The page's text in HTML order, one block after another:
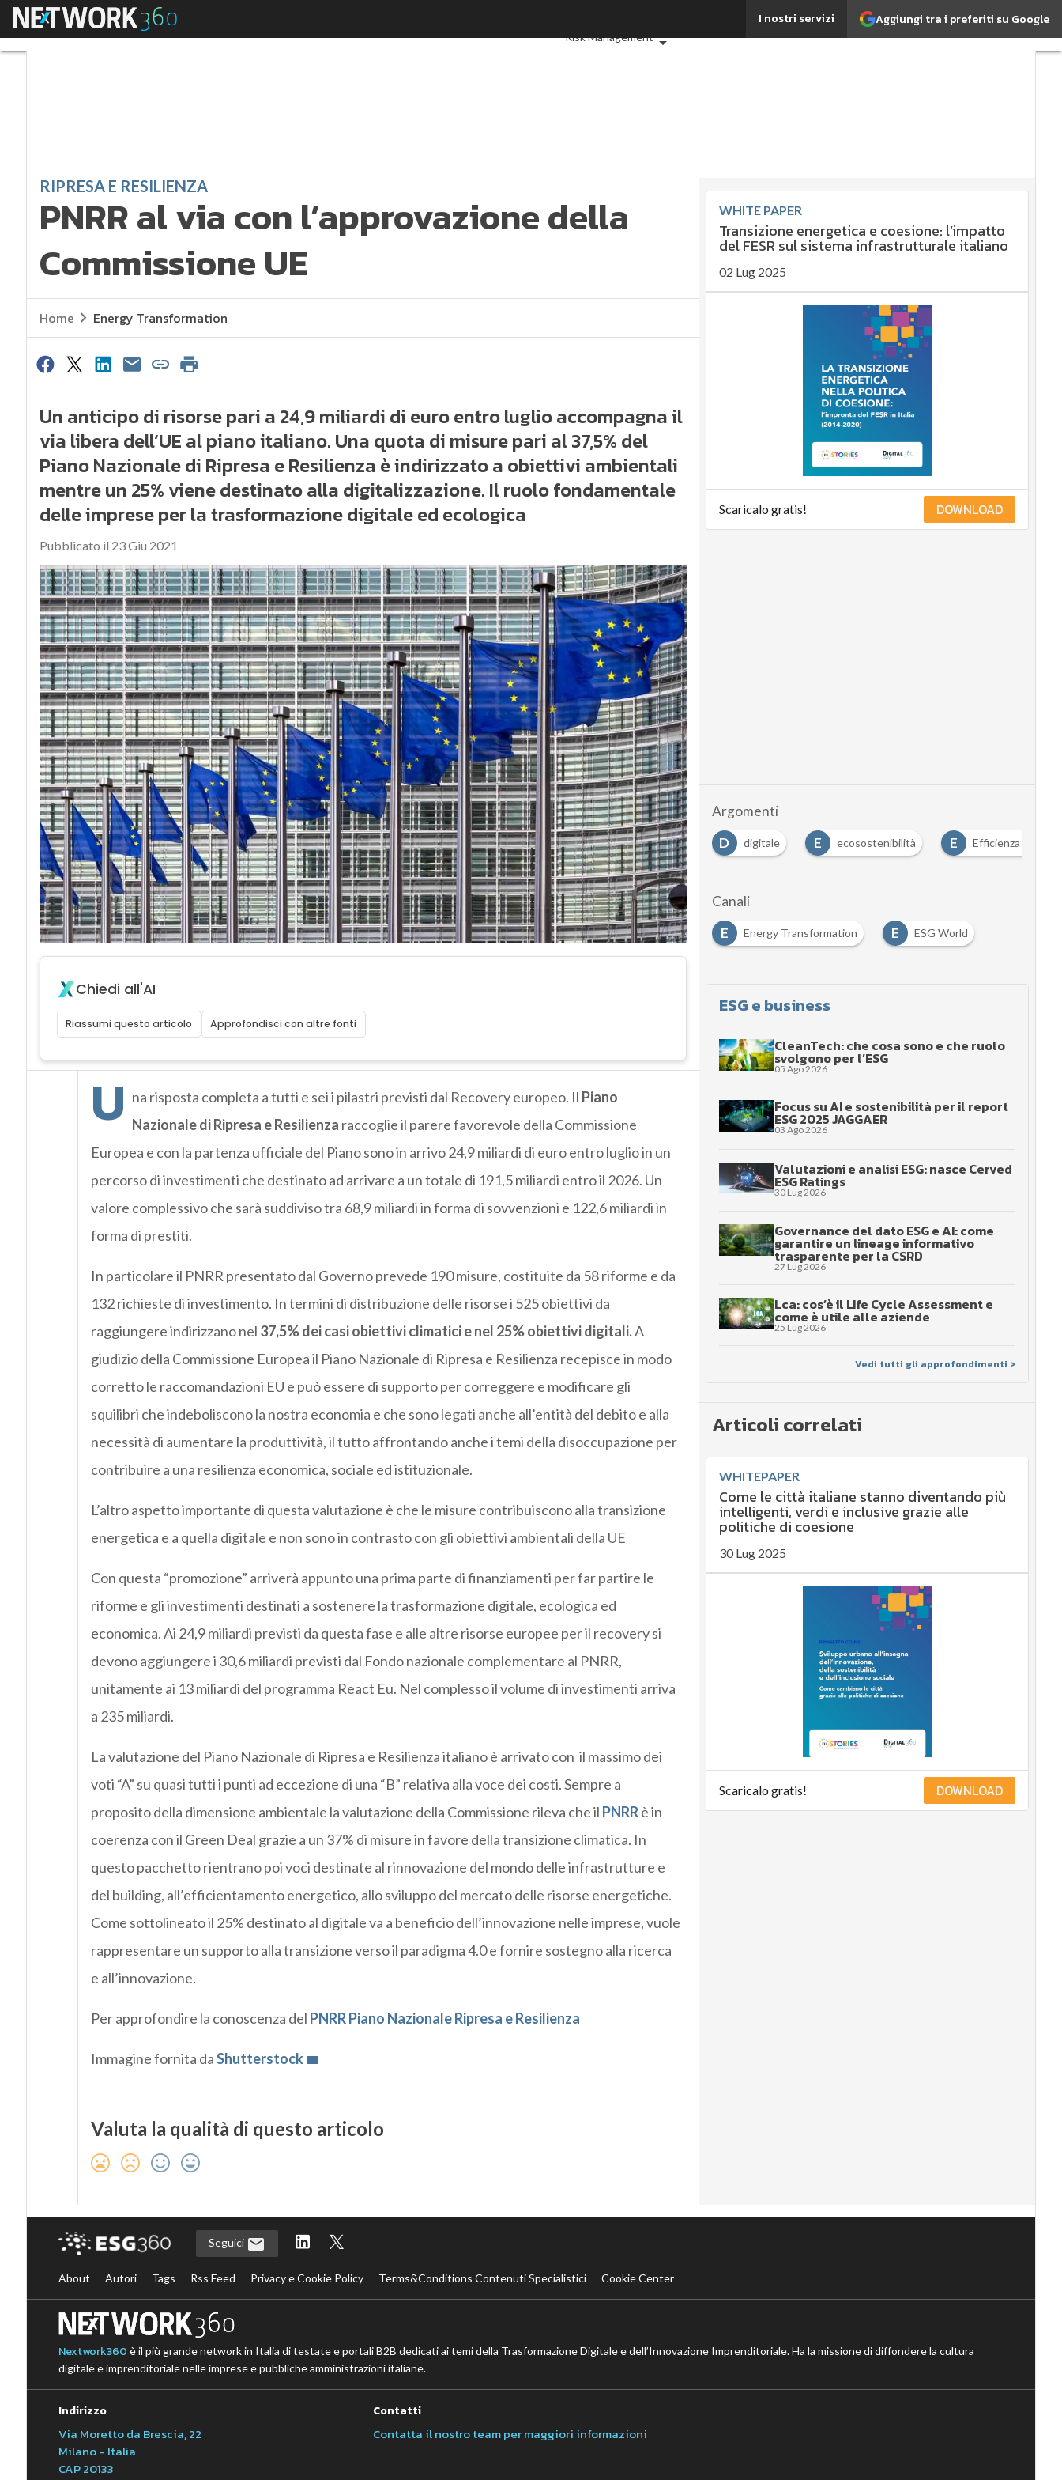
Aggiungi tra i preferiti su Google
I nostri servizi
Menu
EnergyUP
Risk Management
Sostenibilità: perché è importante?
RIPRESA E RESILIENZA
PNRR al via con l’approvazione della
Commissione UE
Home Energy Transformation
Un anticipo di risorse pari a 24,9 miliardi di euro entro luglio accompagna il
via libera dell’UE al piano italiano. Una quota di misure pari al 37,5% del
Piano Nazionale di Ripresa e Resilienza è indirizzato a obiettivi ambientali
mentre un 25% viene destinato alla digitalizzazione. Il ruolo fondamentale
delle imprese per la trasformazione digitale ed ecologica
Pubblicato il 23 Giu 2021
Chiedi all'AI
Riassumi questo articolo Approfondisci con altre fonti
U na risposta completa a tutti e sei i pilastri previsti dal Recovery europeo. Il Piano
Nazionale di Ripresa e Resilienza raccoglie il parere favorevole della Commissione
Europea e con la partenza ufficiale del Piano sono in arrivo 24,9 miliardi di euro entro luglio in un
percorso di investimenti che destinato ad arrivare a un totale di 191,5 miliardi entro il 2026. Un
valore complessivo che sarà suddiviso tra 68,9 miliardi in forma di sovvenzioni e 122,6 miliardi in
forma di prestiti.
In particolare il PNRR presentato dal Governo prevede 190 misure, costituite da 58 riforme e da
132 richieste di investimento. In termini di distribuzione delle risorse i 525 obiettivi da
raggiungere indirizzano nel 37,5% dei casi obiettivi climatici e nel 25% obiettivi digitali.A
giudizio della Commissione Europea il Piano Nazionale di Ripresa e Resilienza recepisce in modo
corretto le raccomandazioni EU e può essere di supporto per correggere e modificare gli
squilibri che indeboliscono la nostra economia e che sono legati anche all’entità del debito e alla
necessità di aumentare la produttività, il tutto affrontando anche i temi della disoccupazione per
contribuire a una resilienza economica, sociale ed istituzionale.
L’altro aspetto importante di questa valutazione è che le misure contribuiscono alla transizione
energetica e a quella digitale e non sono in contrasto con gli obiettivi ambientali della UE
Con questa “promozione” arriverà appunto una prima parte di finanziamenti per far partire le
riforme e gli investimenti destinati a sostenere la trasformazione digitale, ecologica ed
economica. Ai 24,9 miliardi previsti da questa fase e alle altre risorse europee per il recovery si
devono aggiungere i 30,6 miliardi previsti dal Fondo nazionale complementare al PNRR,
unitamente ai 13 miliardi del programma React Eu. Nel complesso il volume di investimenti arriva
a 235 miliardi.
La valutazione del Piano Nazionale di Ripresa e Resilienza italiano è arrivato con il massimo dei
voti “A” su quasi tutti i punti ad eccezione di una “B” relativa alla voce dei costi. Sempre a
proposito della dimensione ambientale la valutazione della Commissione rileva che il PNRRè in
coerenza con il Green Deal grazie a un 37% di misure in favore della transizione climatica. In
questo pacchetto rientrano poi voci destinate al rinnovazione del mondo delle infrastrutture e
del building, all’efficientamento energetico, allo sviluppo del mercato delle risorse energetiche.
Come sottolineato il 25% destinato al digitale va a beneficio dell’innovazione nelle imprese, vuole
rappresentare un supporto alla transizione verso il paradigma 4.0 e fornire sostegno alla ricerca
e all’innovazione.
Per approfondire la conoscenza del PNRR Piano Nazionale Ripresa e Resilienza
Immagine fornita daShutterstock
Valuta la qualità di questo articolo
WHITE PAPER
Transizione energetica e coesione: l’impatto
del FESR sul sistema infrastrutturale italiano
02 Lug 2025
Scaricalo gratis! DOWNLOAD
Argomenti
C
Climate Change D digitale E ecosostenibilità E Efficienza
Canali
E
Energy Transformation E ESG World
ESG e business
CleanTech: che cosa sono e che ruolo
svolgono per l’ESG
05 Ago 2026
Focus su AI e sostenibilità per il report
ESG 2025 JAGGAER
03 Ago 2026
Valutazioni e analisi ESG: nasce Cerved
ESG Ratings
30 Lug 2026
Governance del dato ESG e AI: come
garantire un lineage informativo
trasparente per la CSRD
27 Lug 2026
Lca: cos’è il Life Cycle Assessment e
come è utile alle aziende
25 Lug 2026
Vedi tutti gli approfondimenti >
Articoli correlati
WHITEPAPER
Come le città italiane stanno diventando più
intelligenti, verdi e inclusive grazie alle
politiche di coesione
30 Lug 2025
Scaricalo gratis! DOWNLOAD
Seguici
About Autori Tags Rss Feed Privacy e Cookie Policy Terms&Conditions Contenuti Specialistici Cookie Center
Nextwork360 è il più grande network in Italia di testate e portali B2B dedicati ai temi della Trasformazione Digitale e dell’Innovazione Imprenditoriale. Ha la missione di diffondere la cultura
digitale e imprenditoriale nelle imprese e pubbliche amministrazioni italiane.
Indirizzo
Via Moretto da Brescia, 22
Milano - Italia
CAP 20133
Contatti
Contatta il nostro team per maggiori informazioni